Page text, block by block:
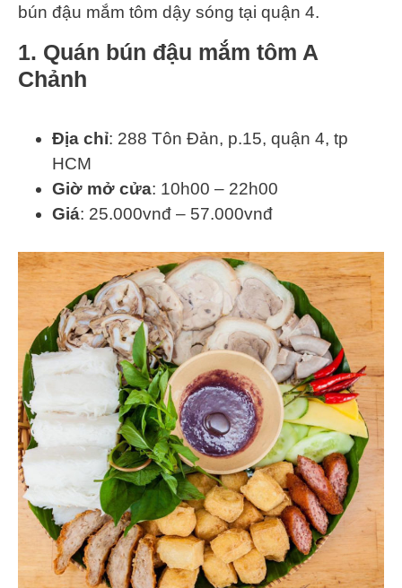
bún đậu mắm tôm dậy sóng tại quận 4.
1. Quán bún đậu mắm tôm A
Chảnh
Địa chỉ: 288 Tôn Đản, p.15, quận 4, tp
HCM
Giờ mở cửa: 10h00 – 22h00
Giá: 25.000vnđ – 57.000vnđ